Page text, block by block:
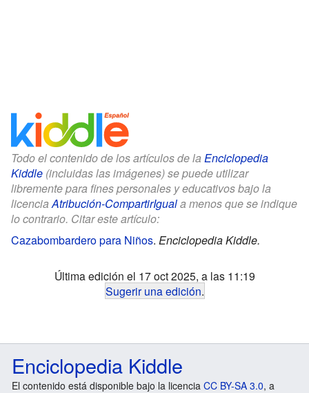
Todo el contenido de los artículos de la Enciclopedia
Kiddle (incluidas las imágenes) se puede utilizar
libremente para fines personales y educativos bajo la
licenciaAtribución-CompartirIguala menos que se indique
lo contrario. Citar este artículo:
Cazabombardero para Niños. Enciclopedia Kiddle.
Última edición el 17 oct 2025, a las 11:19
Sugerir una edición.
Enciclopedia Kiddle
El contenido está disponible bajo la licencia CC BY-SA 3.0, a